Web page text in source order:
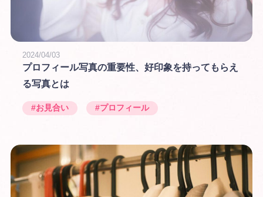
2024/04/03
プロフィール写真の重要性、好印象を持ってもらえ
る写真とは
#お見合い #プロフィール